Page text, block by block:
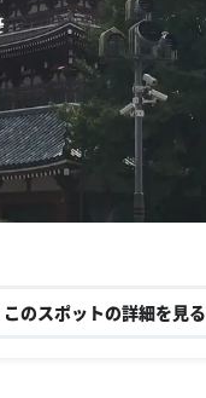
このスポットの詳細を見る